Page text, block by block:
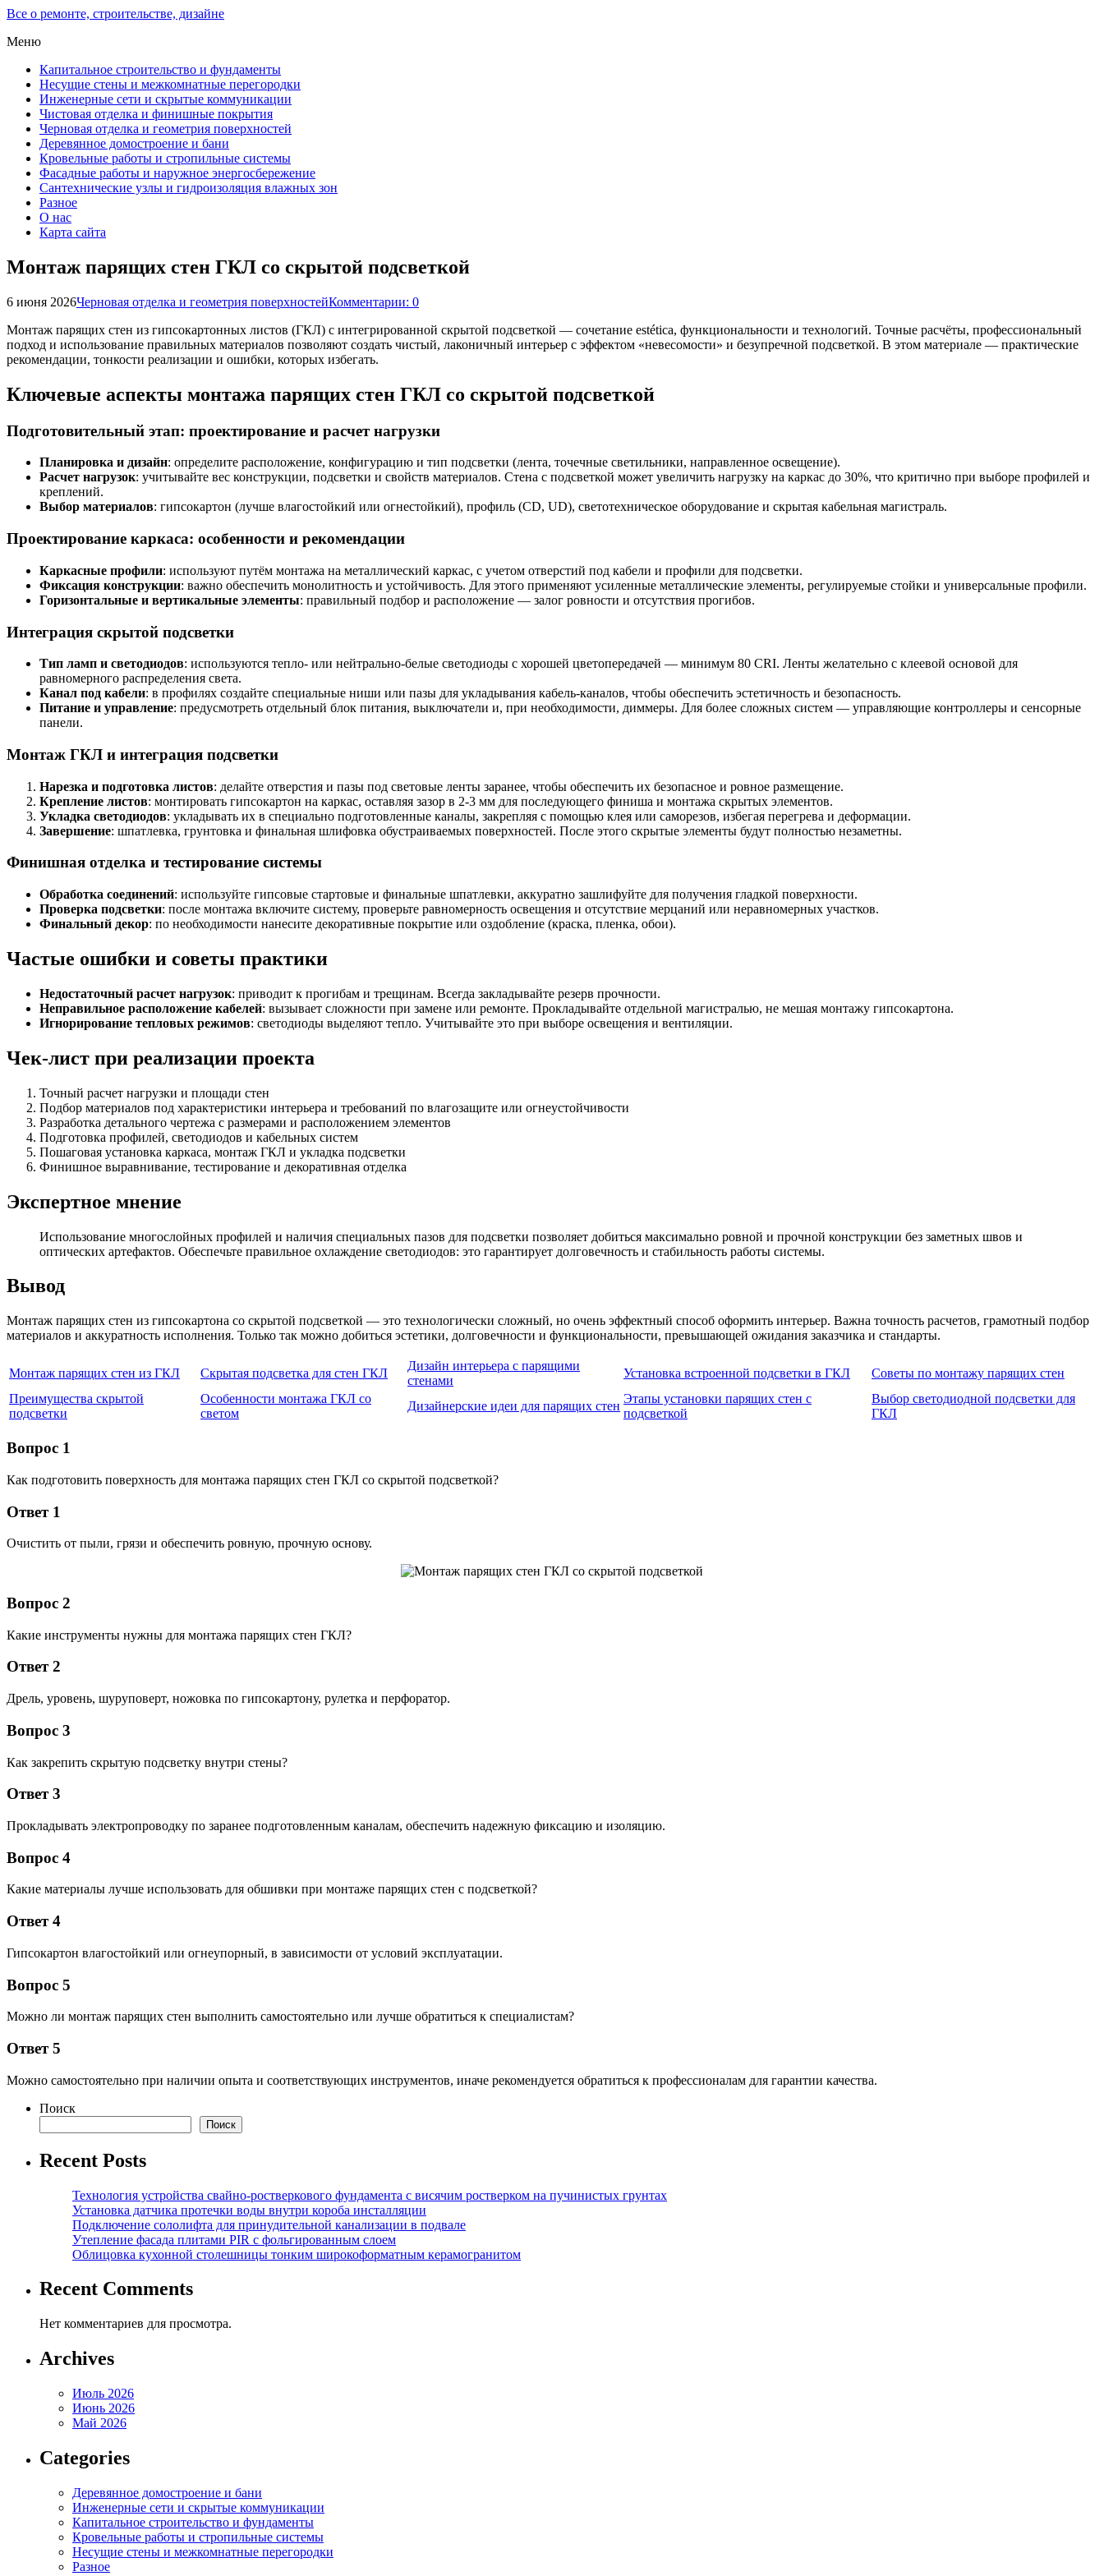
Все о ремонте, строительстве, дизайне
Меню
Капитальное строительство и фундаменты
Несущие стены и межкомнатные перегородки
Инженерные сети и скрытые коммуникации
Чистовая отделка и финишные покрытия
Черновая отделка и геометрия поверхностей
Деревянное домостроение и бани
Кровельные работы и стропильные системы
Фасадные работы и наружное энергосбережение
Сантехнические узлы и гидроизоляция влажных зон
Разное
О нас
Карта сайта
Монтаж парящих стен ГКЛ со скрытой подсветкой
6 июня 2026Черновая отделка и геометрия поверхностейКомментарии: 0
Монтаж парящих стен из гипсокартонных листов (ГКЛ) с интегрированной скрытой подсветкой — сочетание estética, функциональности и технологий. Точные расчёты, профессиональный
подход и использование правильных материалов позволяют создать чистый, лаконичный интерьер с эффектом «невесомости» и безупречной подсветкой. В этом материале — практические
рекомендации, тонкости реализации и ошибки, которых избегать.
Ключевые аспекты монтажа парящих стен ГКЛ со скрытой подсветкой
Подготовительный этап: проектирование и расчет нагрузки
Планировка и дизайн: определите расположение, конфигурацию и тип подсветки (лента, точечные светильники, направленное освещение).
Расчет нагрузок: учитывайте вес конструкции, подсветки и свойств материалов. Стена с подсветкой может увеличить нагрузку на каркас до 30%, что критично при выборе профилей и
креплений.
Выбор материалов: гипсокартон (лучше влагостойкий или огнестойкий), профиль (CD, UD), светотехническое оборудование и скрытая кабельная магистраль.
Проектирование каркаса: особенности и рекомендации
Каркасные профили: используют путём монтажа на металлический каркас, с учетом отверстий под кабели и профили для подсветки.
Фиксация конструкции: важно обеспечить монолитность и устойчивость. Для этого применяют усиленные металлические элементы, регулируемые стойки и универсальные профили.
Горизонтальные и вертикальные элементы: правильный подбор и расположение — залог ровности и отсутствия прогибов.
Интеграция скрытой подсветки
Тип ламп и светодиодов: используются тепло- или нейтрально-белые светодиоды с хорошей цветопередачей — минимум 80 CRI. Ленты желательно с клеевой основой для
равномерного распределения света.
Канал под кабели: в профилях создайте специальные ниши или пазы для укладывания кабель-каналов, чтобы обеспечить эстетичность и безопасность.
Питание и управление: предусмотреть отдельный блок питания, выключатели и, при необходимости, диммеры. Для более сложных систем — управляющие контроллеры и сенсорные
панели.
Монтаж ГКЛ и интеграция подсветки
Нарезка и подготовка листов: делайте отверстия и пазы под световые ленты заранее, чтобы обеспечить их безопасное и ровное размещение.
Крепление листов: монтировать гипсокартон на каркас, оставляя зазор в 2-3 мм для последующего финиша и монтажа скрытых элементов.
Укладка светодиодов: укладывать их в специально подготовленные каналы, закрепляя с помощью клея или саморезов, избегая перегрева и деформации.
Завершение: шпатлевка, грунтовка и финальная шлифовка обустраиваемых поверхностей. После этого скрытые элементы будут полностью незаметны.
Финишная отделка и тестирование системы
Обработка соединений: используйте гипсовые стартовые и финальные шпатлевки, аккуратно зашлифуйте для получения гладкой поверхности.
Проверка подсветки: после монтажа включите систему, проверьте равномерность освещения и отсутствие мерцаний или неравномерных участков.
Финальный декор: по необходимости нанесите декоративные покрытие или оздобление (краска, пленка, обои).
Частые ошибки и советы практики
Недостаточный расчет нагрузок: приводит к прогибам и трещинам. Всегда закладывайте резерв прочности.
Неправильное расположение кабелей: вызывает сложности при замене или ремонте. Прокладывайте отдельной магистралью, не мешая монтажу гипсокартона.
Игнорирование тепловых режимов: светодиоды выделяют тепло. Учитывайте это при выборе освещения и вентиляции.
Чек-лист при реализации проекта
Точный расчет нагрузки и площади стен
Подбор материалов под характеристики интерьера и требований по влагозащите или огнеустойчивости
Разработка детального чертежа с размерами и расположением элементов
Подготовка профилей, светодиодов и кабельных систем
Пошаговая установка каркаса, монтаж ГКЛ и укладка подсветки
Финишное выравнивание, тестирование и декоративная отделка
Экспертное мнение
Использование многослойных профилей и наличия специальных пазов для подсветки позволяет добиться максимально ровной и прочной конструкции без заметных швов и
оптических артефактов. Обеспечьте правильное охлаждение светодиодов: это гарантирует долговечность и стабильность работы системы.
Вывод
Монтаж парящих стен из гипсокартона со скрытой подсветкой — это технологически сложный, но очень эффектный способ оформить интерьер. Важна точность расчетов, грамотный подбор
материалов и аккуратность исполнения. Только так можно добиться эстетики, долговечности и функциональности, превышающей ожидания заказчика и стандарты.
Монтаж парящих стен из ГКЛ Скрытая подсветка для стен ГКЛ
Дизайн интерьера с парящими
стенами
Установка встроенной подсветки в ГКЛ
Советы по монтажу парящих стен
Преимущества скрытой
подсветки
Особенности монтажа ГКЛ со
светом
Дизайнерские идеи для парящих стен
Этапы установки парящих стен с
подсветкой
Выбор светодиодной подсветки для
ГКЛ
Вопрос 1
Как подготовить поверхность для монтажа парящих стен ГКЛ со скрытой подсветкой?
Ответ 1
Очистить от пыли, грязи и обеспечить ровную, прочную основу.
Вопрос 2
Какие инструменты нужны для монтажа парящих стен ГКЛ?
Ответ 2
Дрель, уровень, шуруповерт, ножовка по гипсокартону, рулетка и перфоратор.
Вопрос 3
Как закрепить скрытую подсветку внутри стены?
Ответ 3
Прокладывать электропроводку по заранее подготовленным каналам, обеспечить надежную фиксацию и изоляцию.
Вопрос 4
Какие материалы лучше использовать для обшивки при монтаже парящих стен с подсветкой?
Ответ 4
Гипсокартон влагостойкий или огнеупорный, в зависимости от условий эксплуатации.
Вопрос 5
Можно ли монтаж парящих стен выполнить самостоятельно или лучше обратиться к специалистам?
Ответ 5
Можно самостоятельно при наличии опыта и соответствующих инструментов, иначе рекомендуется обратиться к профессионалам для гарантии качества.
Поиск
Поиск
Recent Posts
Технология устройства свайно-ростверкового фундамента с висячим ростверком на пучинистых грунтах
Установка датчика протечки воды внутри короба инсталляции
Подключение сололифта для принудительной канализации в подвале
Утепление фасада плитами PIR с фольгированным слоем
Облицовка кухонной столешницы тонким широкоформатным керамогранитом
Recent Comments
Нет комментариев для просмотра.
Archives
Июль 2026
Июнь 2026
Май 2026
Categories
Деревянное домостроение и бани
Инженерные сети и скрытые коммуникации
Капитальное строительство и фундаменты
Кровельные работы и стропильные системы
Несущие стены и межкомнатные перегородки
Разное